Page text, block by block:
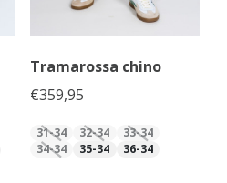
Tramarossa chino
€359,95
31-34 32-34
33-34
34-34
35-34 36-34